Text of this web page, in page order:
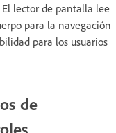
lector de pantalla lee
para la navegación
para los usuarios
de